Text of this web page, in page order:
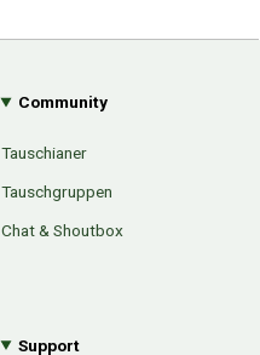
Community
Tauschianer
Tauschgruppen
Chat & Shoutbox
Support